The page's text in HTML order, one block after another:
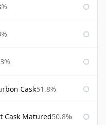
Cask51.8%
Cask Matured50.8%